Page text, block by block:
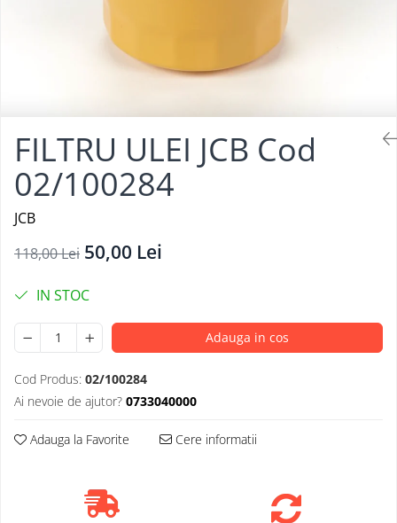
FILTRU ULEI JCB Cod
02/100284
JCB
118,00 Lei 50,00 Lei
IN STOC
Adauga in cos
Cod Produs: 02/100284
Ai nevoie de ajutor? 0733040000
Adauga la Favorite Cere informatii